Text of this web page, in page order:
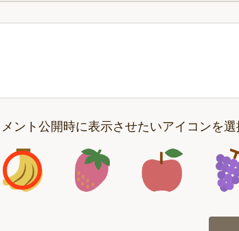
ント公開時に表示させたいアイコンを選
アイコン1 アイコン2 アイコ